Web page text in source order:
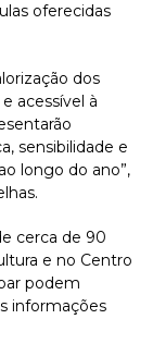
oferecidas
dos
acessível à
sensibilidade e
longo do ano”,
cerca de 90
e no Centro
podem
informações